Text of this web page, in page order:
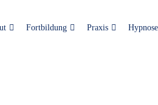
Fortbildung Praxis